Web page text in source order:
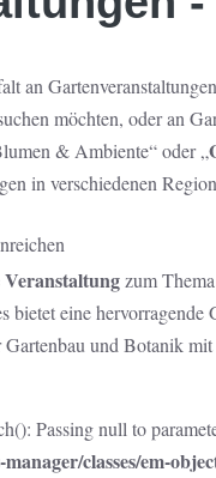
an
möchten, oder an
& Ambiente“ oder „
in verschiedenen
Veranstaltungzum
bietet eine
und Botanik
Passing null to
classes/em-